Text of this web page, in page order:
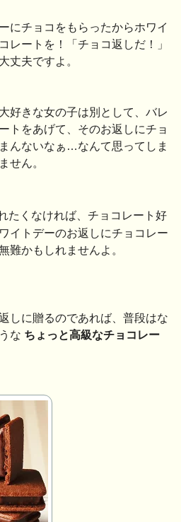
にチョコをもらったからホワイ
レートを！「チョコ返しだ！」
丈夫ですよ。
好きな女の子は別として、バレ
トをあげて、そのお返しにチョ
んないなぁ…なんて思ってしま
せん。
たくなければ、チョコレート好
イトデーのお返しにチョコレー
難かもしれませんよ。
しに贈るのであれば、普段はな
な ちょっと高級なチョコレー